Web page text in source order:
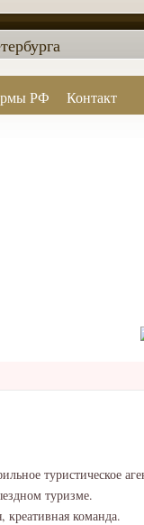
РФ
Контакт
туристическое
туризме.
команда.